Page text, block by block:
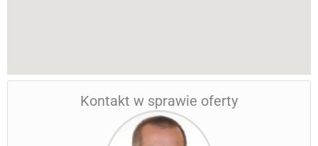
Kontakt w sprawie oferty